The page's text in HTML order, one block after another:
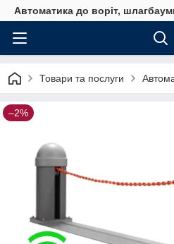
Автоматика до воріт,
Товари та послуги
–2%